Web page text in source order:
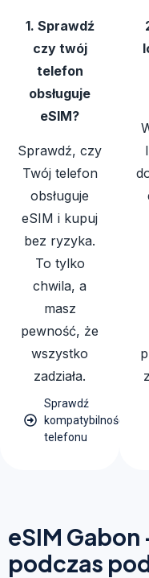
1. Sprawdź
czy twój
telefon
obsługuje
eSIM?
Sprawdź, czy
Twój telefon
obsługuje
eSIM i kupuj
bez ryzyka.
To tylko
chwila, a
masz
pewność, że
wszystko
zadziała.
Sprawdź
kompatybilność
telefonu
eSIM
podczas